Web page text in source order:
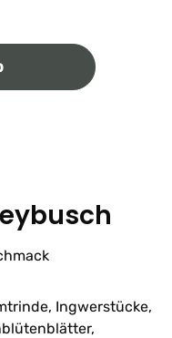
ein oder
Ingwerstücke,